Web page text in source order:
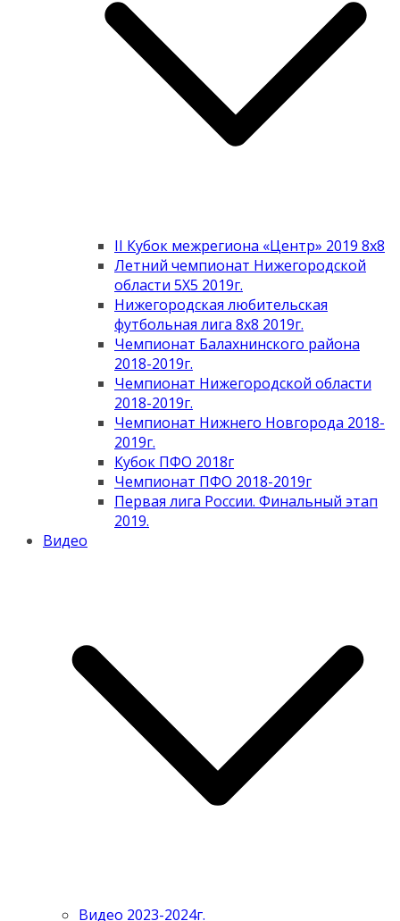
II Кубок межрегиона «Центр» 2019 8х8
Летний чемпионат Нижегородской
области 5Х5 2019г.
Нижегородская любительская
футбольная лига 8х8 2019г.
Чемпионат Балахнинского района
2018-2019г.
Чемпионат Нижегородской области
2018-2019г.
Чемпионат Нижнего Новгорода 2018-
2019г.
Кубок ПФО 2018г
Чемпионат ПФО 2018-2019г
Первая лига России. Финальный этап
2019.
Видео
Видео 2023-2024г.